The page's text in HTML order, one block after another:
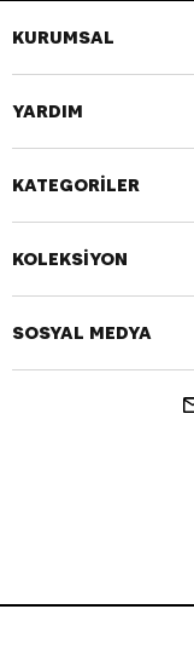
KURUMSAL
YARDIM
KATEGORİLER
KOLEKSİYON
SOSYAL MEDYA